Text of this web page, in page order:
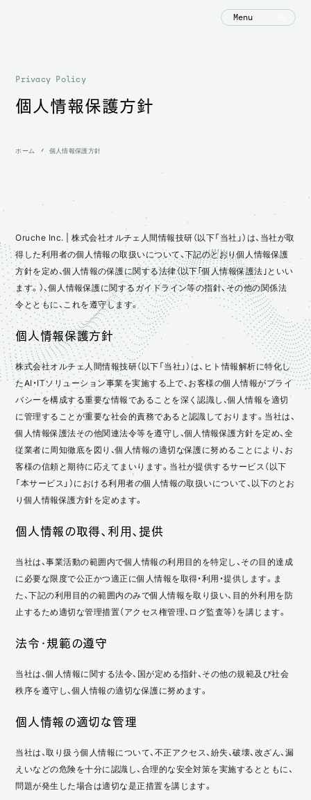
Menu
個人情報保護方針
Privacy Policy
ホーム 個人情報保護方針
Oruche Inc. | 株式会社オルチェ人間情報技研（以下「当社」）は、当社が取
得した利用者の個人情報の取扱いについて、下記のとおり個人情報保護
方針を定め、個人情報の保護に関する法律（以下｢個人情報保護法｣といい
ます。）、個人情報保護に関するガイドライン等の指針、その他の関係法
令とともに、これを遵守します。
個人情報保護方針
株式会社オルチェ人間情報技研（以下「当社」）は、ヒト情報解析に特化し
たAI・ITソリューション事業を実施する上で、お客様の個人情報がプライ
バシーを構成する重要な情報であることを深く認識し、個人情報を適切
に管理することが重要な社会的責務であると認識しております。当社は、
個人情報保護法その他関連法令等を遵守し、個人情報保護方針を定め、全
従業者に周知徹底を図り、個人情報の適切な保護に努めることにより、お
客様の信頼と期待に応えてまいります。当社が提供するサービス（以下
「本サービス」）における利用者の個人情報の取扱いについて、以下のとお
り個人情報保護方針を定めます。
個人情報の取得、利用、提供
当社は、事業活動の範囲内で個人情報の利用目的を特定し、その目的達成
に必要な限度で公正かつ適正に個人情報を取得・利用・提供します。ま
た、下記の利用目的の範囲内のみで個人情報を取り扱い、目的外利用を防
止するため適切な管理措置（アクセス権管理、ログ監査等）を講じます。
法令・規範の遵守
当社は、個人情報に関する法令、国が定める指針、その他の規範及び社会
秩序を遵守し、個人情報の適切な保護に努めます。
個人情報の適切な管理
当社は、取り扱う個人情報について、不正アクセス、紛失、破壊、改ざん、漏
えいなどの危険を十分に認識し、合理的な安全対策を実施するとともに、
問題が発生した場合は適切な是正措置を講じます。